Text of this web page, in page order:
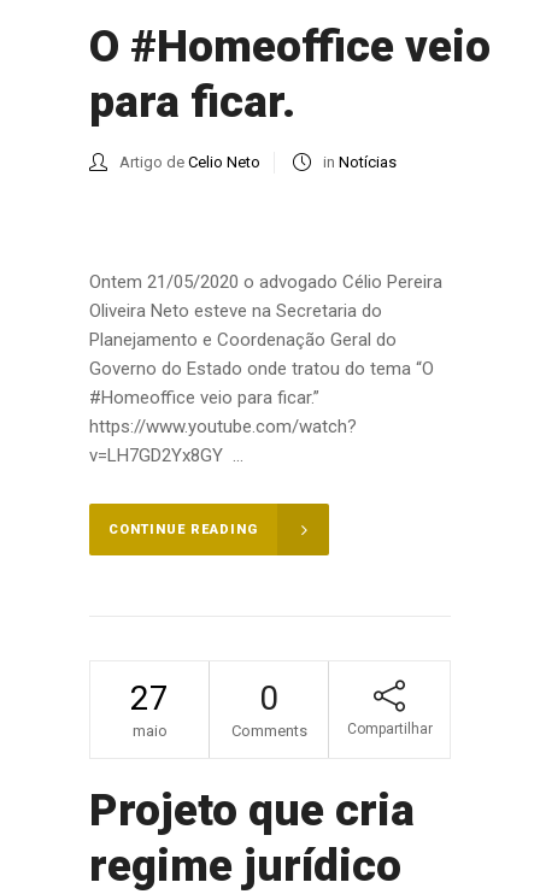
O #Homeoffice veio
para ficar.
Artigo de Celio Neto in Notícias
Ontem 21/05/2020 o advogado Célio Pereira
Oliveira Neto esteve na Secretaria do
Planejamento e Coordenação Geral do
Governo do Estado onde tratou do tema “O
#Homeoffice veio para ficar.”
https://www.youtube.com/watch?
v=LH7GD2Yx8GY ...
CONTINUE READING
27
maio
0
Comments Compartilhar
Projeto que cria
regime jurídico